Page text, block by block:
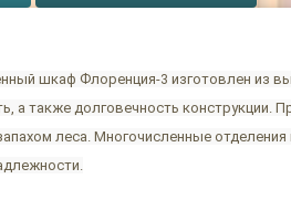
шкаф Флоренция-3 изготовлен из
а также долговечность конструкции.
леса. Многочисленные